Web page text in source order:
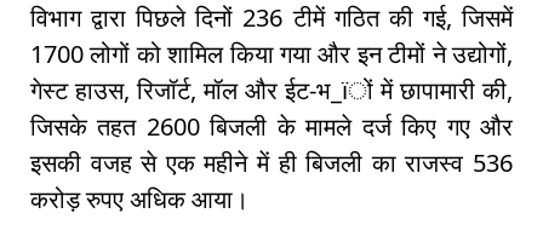
विभाग द्वारा पिछले दिनों 236 टीमें गठित की गई, जिसमें
1700 लोगों को शामिल किया गया और इन टीमों ने उद्योगों,
गेस्ट हाउस, रिजॉर्ट, मॉल और ईट-भ_ïों में छापामारी की,
जिसके तहत 2600 बिजली के मामले दर्ज किए गए और
इसकी वजह से एक महीने में ही बिजली का राजस्व 536
करोड़ रुपए अधिक आया।